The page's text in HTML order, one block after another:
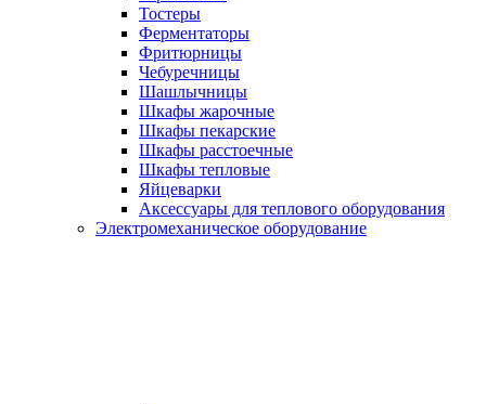
Тостеры
Ферментаторы
Фритюрницы
Чебуречницы
Шашлычницы
Шкафы жарочные
Шкафы пекарские
Шкафы расстоечные
Шкафы тепловые
Яйцеварки
Аксессуары для теплового оборудования
Электромеханическое оборудование